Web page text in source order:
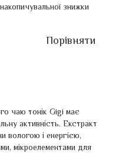
знижки
Порівняти
чаю тонік Gigi має
активність. Екстракт
вологою і енергією,
мікроелементами для